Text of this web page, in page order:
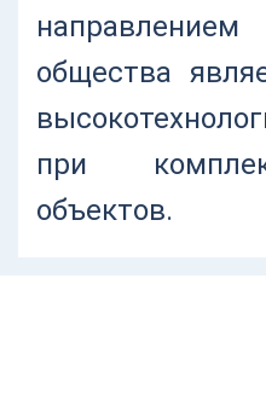
общества
при
объектов.